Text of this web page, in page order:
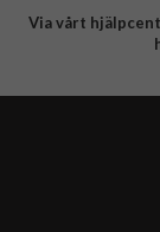
Via vårt